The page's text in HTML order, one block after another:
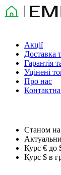
Акції
Доставка
Гарантія
Уцінені
Про нас
Станом на
Курс € до
Курс $ в